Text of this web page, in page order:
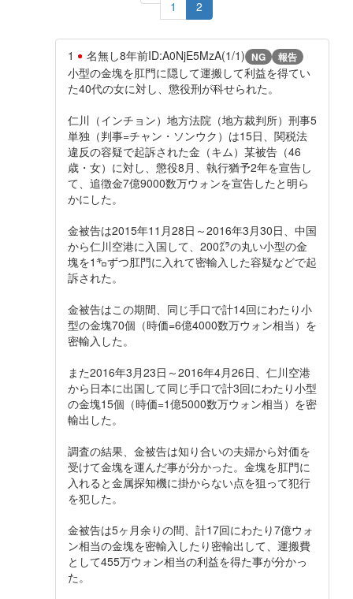
1 2
1 名無し8年前ID:A0NjE5MzA(1/1) NG 報告
小型の金塊を肛門に隠して運搬して利益を得てい
た40代の女に対し、懲役刑が科せられた。
仁川（インチョン）地方法院（地方裁判所）刑事5
単独（判事=チャン・ソンウク）は15日、関税法
違反の容疑で起訴された金（キム）某被告（46
歳・女）に対し、懲役8月、執行猶予2年を宣告し
て、追徴金7億9000数万ウォンを宣告したと明ら
かにした。
金被告は2015年11月28日～2016年3月30日、中国
から仁川空港に入国して、200㌘の丸い小型の金
塊を1㌔ずつ肛門に入れて密輸入した容疑などで起
訴された。
金被告はこの期間、同じ手口で計14回にわたり小
型の金塊70個（時価=6億4000数万ウォン相当）を
密輸入した。
また2016年3月23日～2016年4月26日、仁川空港
から日本に出国して同じ手口で計3回にわたり小型
の金塊15個（時価=1億5000数万ウォン相当）を密
輸出した。
調査の結果、金被告は知り合いの夫婦から対価を
受けて金塊を運んだ事が分かった。金塊を肛門に
入れると金属探知機に掛からない点を狙って犯行
を犯した。
金被告は5ヶ月余りの間、計17回にわたり7億ウォ
ン相当の金塊を密輸入したり密輸出して、運搬費
として455万ウォン相当の利益を得た事が分かっ
た。